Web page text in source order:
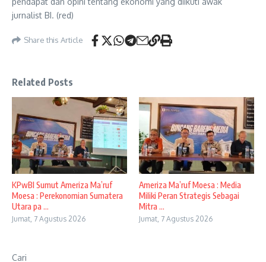
jurnalist BI. (red)
Share this Article
Related Posts
KPwBI Sumut Ameriza Ma’ruf
Moesa : Perekonomian Sumatera
Utara pa ...
Jumat, 7 Agustus 2026
Ameriza Ma’ruf Moesa : Media
Miliki Peran Strategis Sebagai
Mitra ...
Jumat, 7 Agustus 2026
Cari